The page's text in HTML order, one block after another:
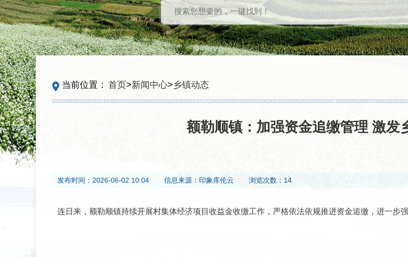
当前位置： 首页>新闻中心>乡镇动态
额勒顺镇：加强资金追缴管理 激发
发布时间： 2026-06-02 10:04 信息来源： 印象库伦云 浏览次数：14
连日来，额勒顺镇持续开展村集体经济项目收益金收缴工作，严格依法依规推进资金追缴，进一步